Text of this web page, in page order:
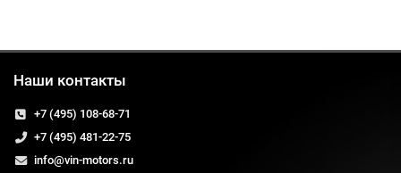
Наши контакты
+7 (495) 108-68-71
+7 (495) 481-22-75
info@vin-motors.ru